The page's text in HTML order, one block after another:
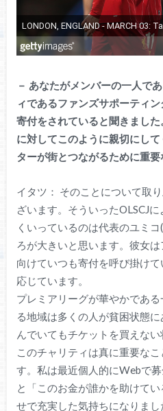
－ あなたがメンバーの一人で
ィであるファンズサポーティ
寄付をされていると聞きまし
に対してこのように親切にし
ターが街とつながるために重
イタツ： そのことについて取
ざいます。そういったOLSCJ
くいっているのは代表のユミコ(
ろが大きいと思います。彼女
向けていつも寄付を呼び掛け
応じています。
プレミアリーグが華やかであ
る地域は多くの人が貧困状態
んでいてもチケットを買えない
このチャリティは真に重要な
す。私は最近個人的にWebで
と「このお金が誰かを助けて
せで充実した気持ちになりま